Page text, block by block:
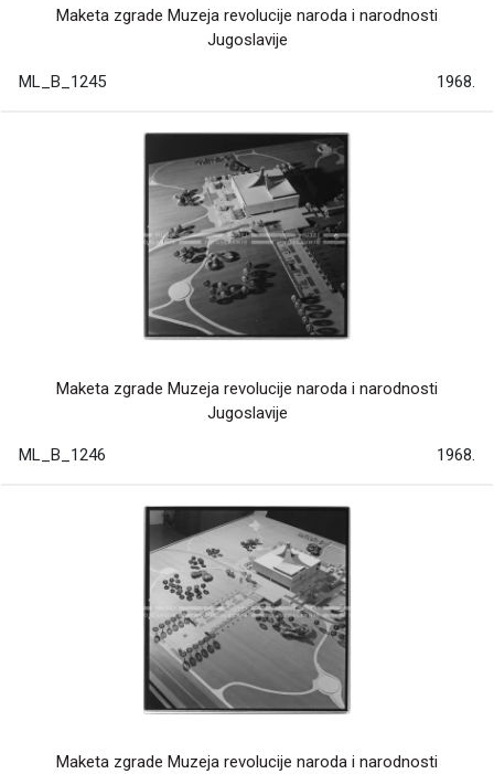
Maketa zgrade Muzeja revolucije naroda i narodnosti
Jugoslavije
ML_B_1245 1968.
Maketa zgrade Muzeja revolucije naroda i narodnosti
Jugoslavije
ML_B_1246 1968.
Maketa zgrade Muzeja revolucije naroda i narodnosti